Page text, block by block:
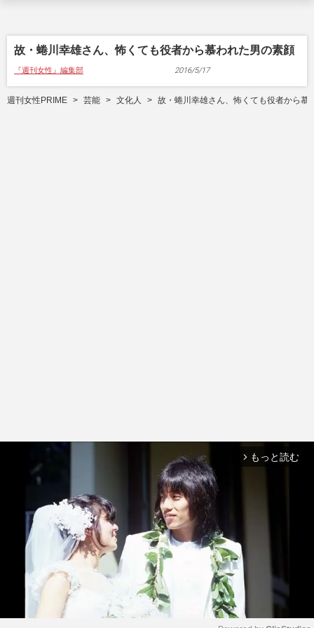
故・蜷川幸雄さん、怖くても役者から慕われた男の素顔
『週刊女性』編集部 2016/5/17
週刊女性PRIME 芸能 文化人 故・蜷川幸雄さん、怖くても役者から慕
arrow_forward_ios もっと読む